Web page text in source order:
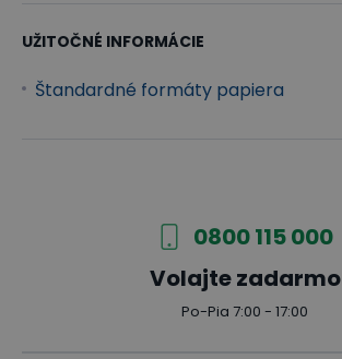
UŽITOČNÉ INFORMÁCIE
Štandardné formáty papiera
0800 115 000
Volajte zadarmo
Po-Pia 7:00 - 17:00